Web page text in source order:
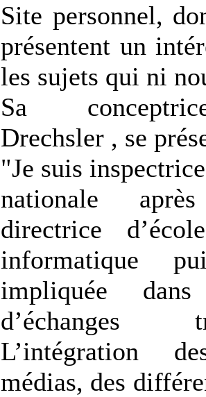
Site personnel,
présentent un
les sujets qui ni
Sa
Drechsler , se
"Je suis
nationale
directrice
informatique
impliquée
d’échanges
L’intégration
médias, des